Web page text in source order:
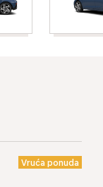
Vruća ponuda